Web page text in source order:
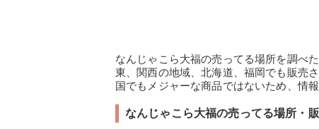
なんじゃこら大福の売ってる場所を調べ
東、関西の地域、北海道、福岡でも販売
国でもメジャーな商品ではないため、情
なんじゃこら大福の売ってる場所・